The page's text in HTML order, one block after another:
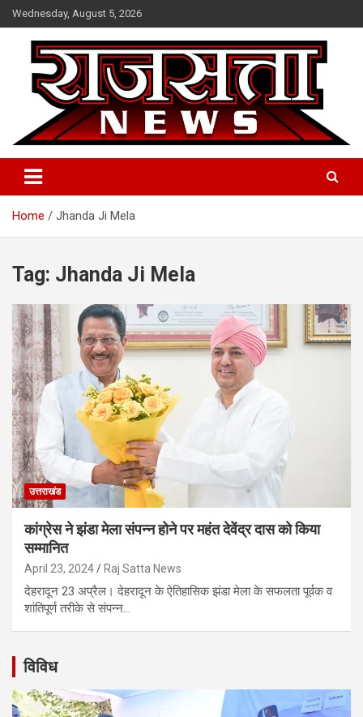
Skip
to
content
Wednesday, August 5, 2026
Raj Satta News
Home Jhanda Ji Mela
Tag: Jhanda Ji Mela
उत्तराखंड
कांग्रेस ने झंडा मेला संपन्न होने पर महंत देवेंद्र दास को किया
सम्मानित
April 23, 2024 Raj Satta News
देहरादून 23 अप्रैल। देहरादून के ऐतिहासिक झंडा मेला के सफलता पूर्वक व
शांतिपूर्ण तरीके से संपन्न…
विविध